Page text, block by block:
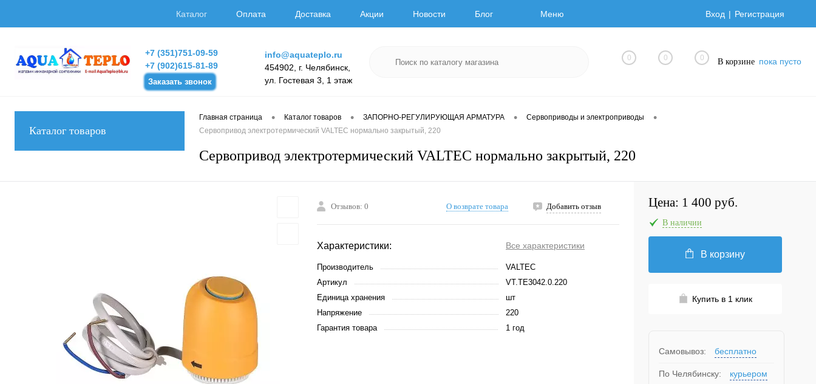
Каталог Оплата Доставка Акции Новости Блог Меню Вход Регистрация
+7 (351)751-09-59
+7 (902)615-81-89
Заказать звонок
info@aquateplo.ru
454902, г. Челябинск,
ул. Гостевая 3, 1 этаж
0 0 0 В корзине пока пусто
Каталог товаров
Главная страница • Каталог товаров • ЗАПОРНО-РЕГУЛИРУЮЩАЯ АРМАТУРА • Сервоприводы и электроприводы •
Сервопривод электротермический VALTEC нормально закрытый, 220
Сервопривод электротермический VALTEC нормально закрытый, 220
Отзывов: 0 О возврате товара Добавить отзыв
Характеристики: Все характеристики
Производитель
VALTEC
Артикул
VT.TE3042.0.220
Единица хранения
шт
Напряжение
220
Гарантия товара
1 год
Цена: 1 400 руб.
В наличии
В корзину
Купить в 1 клик
Самовывоз: бесплатно
По Челябинску: курьером